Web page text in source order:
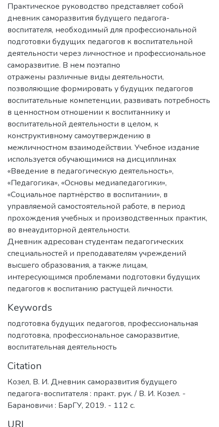
Практическое руководство представляет собой
дневник саморазвития будущего педагога-
воспитателя, необходимый для профессиональной
подготовки будущих педагогов к воспитательной
деятельности через личностное и профессиональное
саморазвитие. В нем поэтапно
отражены различные виды деятельности,
позволяющие формировать у будущих педагогов
воспитательные компетенции, развивать потребность
в ценностном отношении к воспитаннику и
воспитательной деятельности в целом, к
конструктивному самоутверждению в
межличностном взаимодействии. Учебное издание
используется обучающимися на дисциплинах
«Введение в педагогическую деятельность»,
«Педагогика», «Основы медиапедагогики»,
«Социальное партнёрство в воспитании», в
управляемой самостоятельной работе, в период
прохождения учебных и производственных практик,
во внеаудиторной деятельности.
Дневник адресован студентам педагогических
специальностей и преподавателям учреждений
высшего образования, а также лицам,
интересующимся проблемами подготовки будущих
педагогов к воспитанию растущей личности.
Keywords
подготовка будущих педагогов, профессиональная
подготовка, профессиональное саморазвитие,
воспитательная деятельность
Citation
Козел, В. И. Дневник саморазвития будущего
педагога-воспитателя : практ. рук. / В. И. Козел. -
Барановичи : БарГУ, 2019. - 112 с.
URI